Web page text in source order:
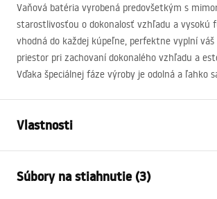
Vaňová batéria vyrobená predovšetkým s
starostlivosťou o dokonalosť vzhľadu a vysokú
vhodná do každej kúpeľne, perfektne vyplní
priestor pri zachovaní dokonalého vzhľadu a
Vďaka špeciálnej fáze výroby je odolná a ľahko
Vlastnosti
Spôsob montáže
Súbory na stiahnutie (3)